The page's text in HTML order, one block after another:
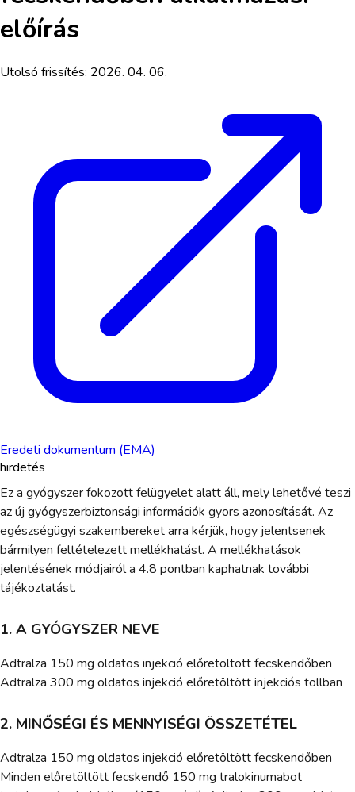
előírás
Utolsó frissítés: 2026. 04. 06.
Eredeti dokumentum (EMA)
hirdetés
Ez a gyógyszer fokozott felügyelet alatt áll, mely lehetővé teszi
az új gyógyszerbiztonsági információk gyors azonosítását. Az
egészségügyi szakembereket arra kérjük, hogy jelentsenek
bármilyen feltételezett mellékhatást. A mellékhatások
jelentésének módjairól a 4.8 pontban kaphatnak további
tájékoztatást.
1. A GYÓGYSZER NEVE
Adtralza 150 mg oldatos injekció előretöltött fecskendőben
Adtralza 300 mg oldatos injekció előretöltött injekciós tollban
2. MINŐSÉGI ÉS MENNYISÉGI ÖSSZETÉTEL
Adtralza 150 mg oldatos injekció előretöltött fecskendőben
Minden előretöltött fecskendő 150 mg tralokinumabot